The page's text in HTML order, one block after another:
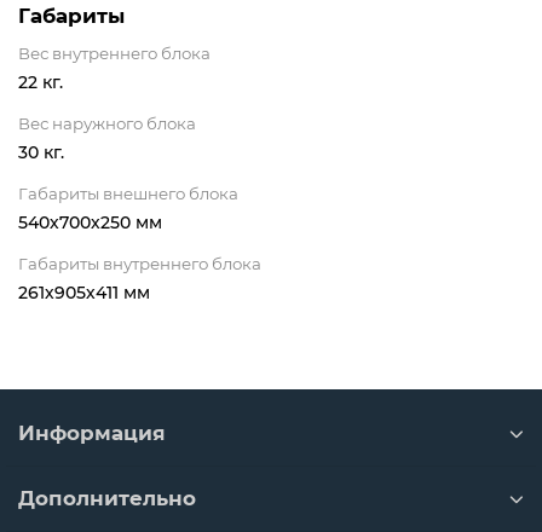
Габариты
Вес внутреннего блока
22 кг.
Вес наружного блока
30 кг.
Габариты внешнего блока
540х700х250 мм
Габариты внутреннего блока
261х905х411 мм
Информация
Дополнительно